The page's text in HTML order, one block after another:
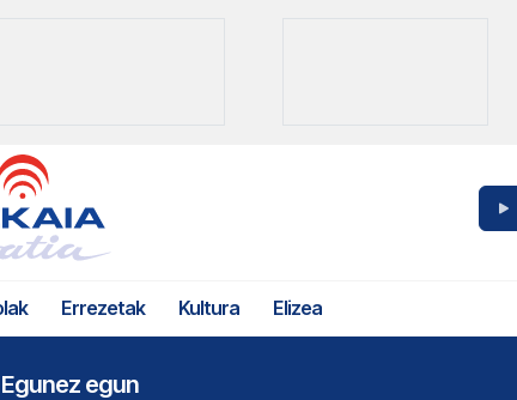
Errezetak Kultura Elizea
Egunez egun